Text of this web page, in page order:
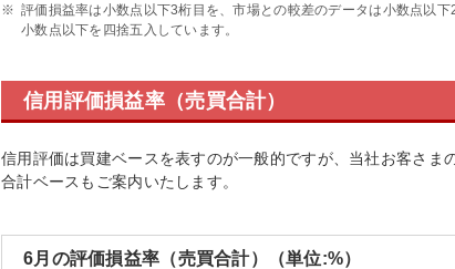
※ 評価損益率は小数点以下3桁目を、市場との較差のデータは小数点以
小数点以下を四捨五入しています。
信用評価損益率（売買合計）
信用評価は買建ベースを表すのが一般的ですが、当社お客さま
合計ベースもご案内いたします。
6月の評価損益率（売買合計）（単位:%）